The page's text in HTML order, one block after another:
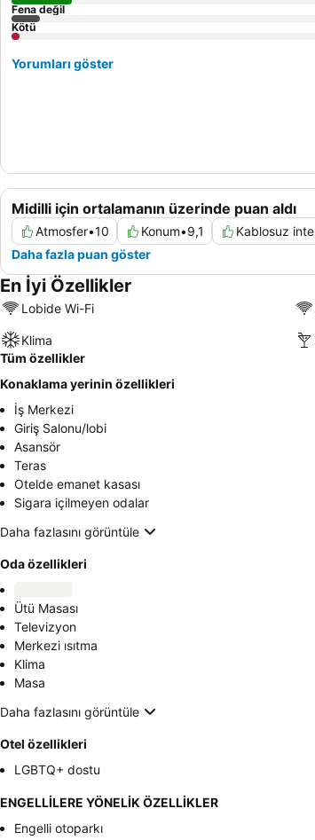
Midilli için ortalamanın üzerinde puan aldı
Atmosfer•10 Konum•9,1 Kablosuz
Daha fazla puan göster
Fena değil
Kötü
Yorumları göster
En İyi Özellikler
Lobide Wi-Fi
Klima
Tüm özellikler
Konaklama yerinin özellikleri
İş Merkezi
Giriş Salonu/lobi
Asansör
Teras
Otelde emanet kasası
Sigara içilmeyen odalar
Daha fazlasını görüntüle
Oda özellikleri
Ütü Masası
Televizyon
Merkezi ısıtma
Klima
Masa
Daha fazlasını görüntüle
Otel özellikleri
LGBTQ+ dostu
ENGELLİLERE YÖNELİK ÖZELLİKLER
Engelli otoparkı